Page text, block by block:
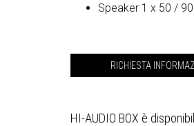
Speaker 1 x 50 /
RICHIESTA
HI-AUDIO BOX è